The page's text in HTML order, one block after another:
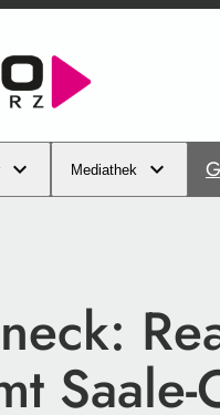
Mediathek
Saale-